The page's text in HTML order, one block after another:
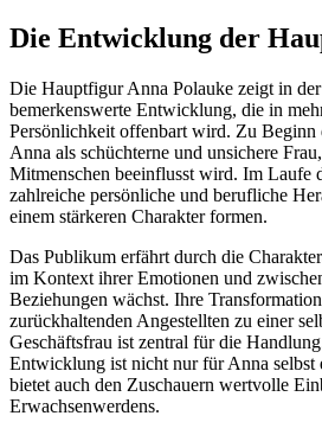
Die Entwicklung der
Die Hauptfigur Anna Polauke zeigt in
bemerkenswerte Entwicklung, die in
Persönlichkeit offenbart wird. Zu Beginn
Anna als schüchterne und unsichere
Mitmenschen beeinflusst wird. Im Laufe
zahlreiche persönliche und berufliche
einem stärkeren Charakter formen.
Das Publikum erfährt durch die
im Kontext ihrer Emotionen und
Beziehungen wächst. Ihre
zurückhaltenden Angestellten zu einer
Geschäftsfrau ist zentral für die
Entwicklung ist nicht nur für Anna selbst
bietet auch den Zuschauern wertvolle
Erwachsenwerdens.